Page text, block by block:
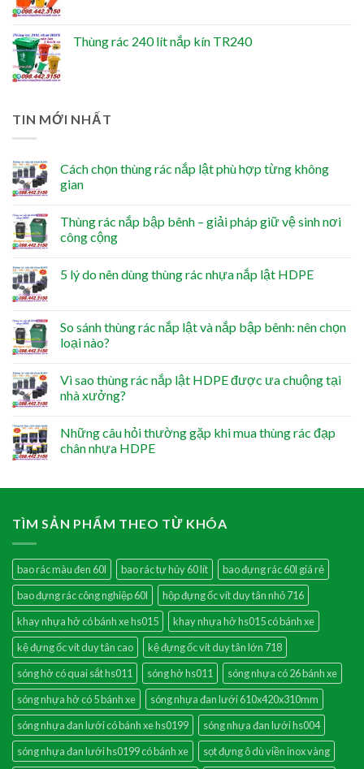
Thùng rác 240 lít nắp kín TR240
TIN MỚI NHẤT
Cách chọn thùng rác nắp lật phù hợp từng không
gian
Thùng rác nắp bập bênh – giải pháp giữ vệ sinh nơi
công cộng
5 lý do nên dùng thùng rác nhựa nắp lật HDPE
So sánh thùng rác nắp lật và nắp bập bênh: nên chọn
loại nào?
Vì sao thùng rác nắp lật HDPE được ưa chuộng tại
nhà xưởng?
Những câu hỏi thường gặp khi mua thùng rác đạp
chân nhựa HDPE
TÌM SẢN PHẨM THEO TỪ KHÓA
bao rác màu đen 60l bao rác tự hủy 60 lít
bao đựng rác 60l giá rẻ
bao đựng rác công nghiệp 60l
hộp đựng ốc vít duy tân nhỏ 716
khay nhựa hở có bánh xe hs015
khay nhựa hở hs015 có bánh xe
kệ đựng ốc vít duy tân cao
kệ đựng ốc vít duy tân lớn 718
sóng hở có quai sắt hs011
sóng hở hs011
sóng nhựa có 26 bánh xe
sóng nhựa hở có 5 bánh xe
sóng nhựa đan lưới 610x420x310mm
sóng nhựa đan lưới có bánh xe hs0199
sóng nhựa đan lưới hs004
sóng nhựa đan lưới hs0199 có bánh xe
sọt đựng ô dù viền inox vàng